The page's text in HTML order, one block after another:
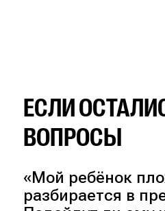
ЕСЛИ
ВОПРОСЫ
«Мой ребёнок
разбирается в